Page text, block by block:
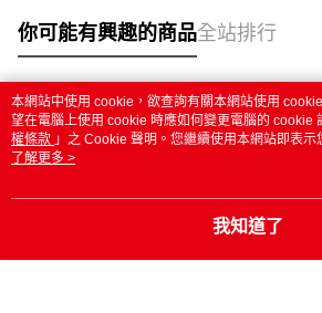
你可能有興趣的商品全站排行
熱門標籤
本網站中使用 cookie，欲查詢有關本網站使用
望在電腦上使用 cookie 時應如何變更電腦的 cookie
權條款 」之 Cookie 聲明。您繼續使用本網站即表
用條款之 Cookie 聲明使用 cookie。
了解更多 >
我知道了